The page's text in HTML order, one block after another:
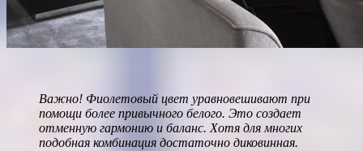
Важно! Фиолетовый цвет уравновешивают при
помощи более привычного белого. Это создает
отменную гармонию и баланс. Хотя для многих
подобная комбинация достаточно диковинная.